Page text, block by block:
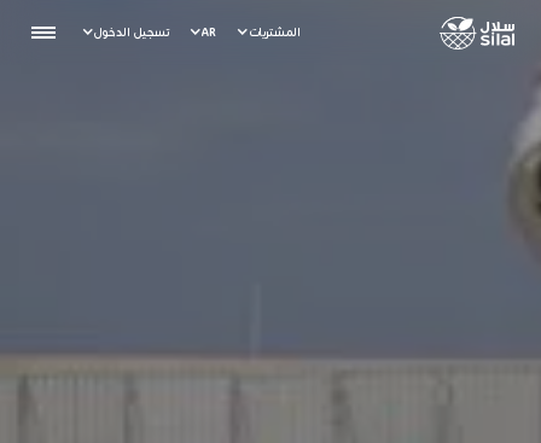
المشتريات AR تسجيل الدخول